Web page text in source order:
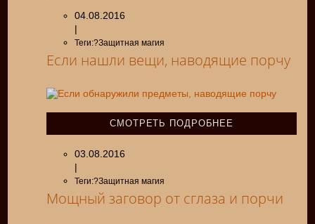
04.08.2016
|
Теги:?Защитная магия
Если нашли вещи, наводящие порчу
СМОТРЕТЬ ПОДРОБНЕЕ
03.08.2016
|
Теги:?Защитная магия
Мощный заговор от сглаза и порчи